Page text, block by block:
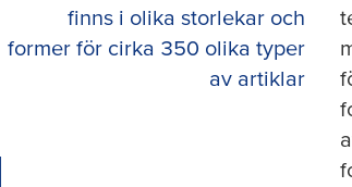
finns i olika storlekar och
former för cirka 350 olika typer
av artiklar